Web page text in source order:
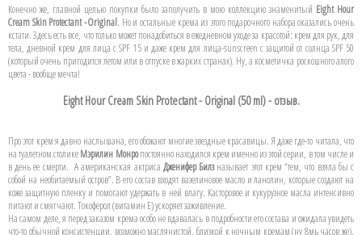
Конечно же, главной целью покупки было заполучить в мою коллекцию знаменитый Eight Hour
Cream Skin Protectant - Original. Но и остальные крема из этого подарочного набора оказались очень
кстати. Здесь есть все, что только может понадобиться в ежедневном уходе за красотой: крем для рук, для
тела, дневной крем для лица с SPF 15 и даже крем для лица-sunscreen с защитой от солнца SPF 50
(который очень пригодится летом или в отпуске в жарких странах). Ну, а косметичка роскошного алого
цвета - вообще мечта!
Eight Hour Cream Skin Protectant - Original (50 ml) - отзыв.
Про этот крем я давно наслышана, его обожают многие звездные красавицы. Я даже где-то читала, что
на туалетном столикеМэрилин Монропостоянно находился крем именно из этой серии, в том числе и
в день ее смерти. А американская актриса Дженифер Билзназывает этот крем “тем, что взяла бы с
собой на необитаемый остров”. В его состав входят вазелиновое масло и ланолин, которые создают на
коже защитную пленку и помогают удержать в ней влагу. Касторовое и кукурузное масла интенсивно
питают и смягчают. Токоферол (витамин Е) ускоряет заживление.
На самом деле, я перед заказом крема особо не вдавалась в подробности его состава и ожидала увидеть
что-то обычной консистенции, возможно маслянистой, близкой к ночным кремам (ну 8мь часов же).